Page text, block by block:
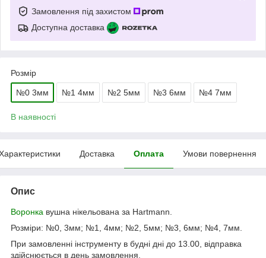
Замовлення під захистом
Доступна доставка
Розмір
№0 3мм №1 4мм №2 5мм №3 6мм №4 7мм
В наявності
Доставка Оплата Умови повернення
Опис
Воронка вушна нікельована за Hartmann.
Розміри: №0, 3мм; №1, 4мм; №2, 5мм; №3, 6мм; №4, 7мм.
При замовленні інструменту в будні дні до 13.00, відправка
здійснюється в день замовлення.